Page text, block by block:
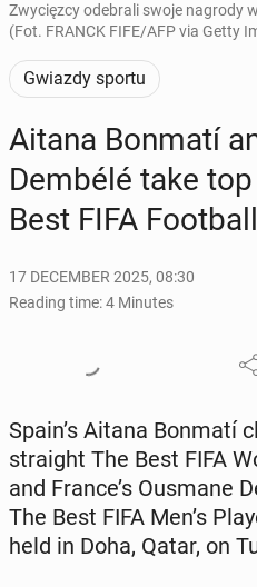
Zwycięzcy odebrali swoje nagrody
(Fot. FRANCK FIFE/AFP via Getty
Gwiazdy sportu
Aitana Bonmatí
Dembélé take
Best FIFA
17 DECEMBER 2025, 08:30
Reading time: 4 Minutes
Spain’s Aitana Bonmatí
straight The Best FIFA
and France’s Ousmane
The Best FIFA Men’s
held in Doha, Qatar, on